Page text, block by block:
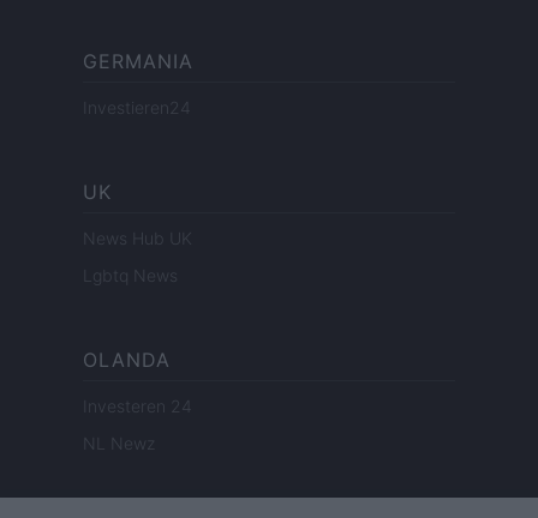
GERMANIA
Investieren24
UK
News Hub UK
Lgbtq News
OLANDA
Investeren 24
NL Newz